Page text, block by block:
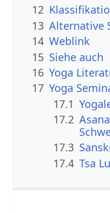
12
13 Alternative
14 Weblink
15 Siehe auch
16 Yoga
17 Yoga
17.1
17.2
17.3
17.4 Tsa